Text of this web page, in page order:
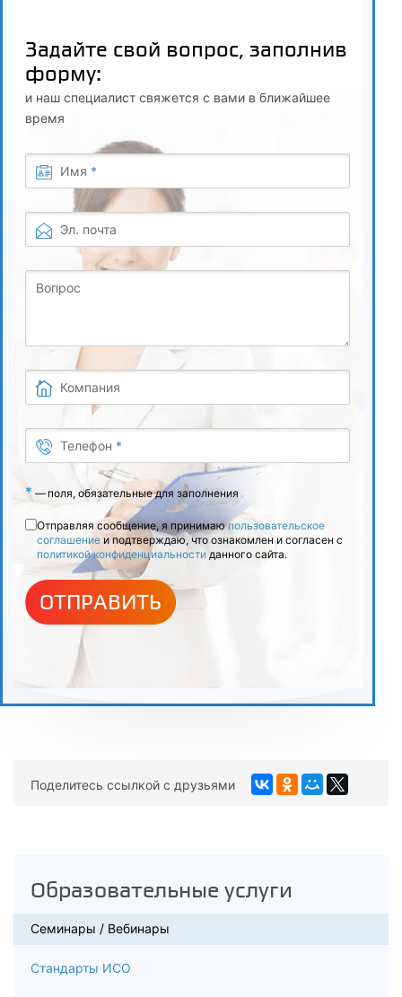
Образовательные услуги
Семинары / Вебинары
Стандарты ИСО
Задайте свой вопрос, заполнив
форму:
и наш специалист свяжется с вами в ближайшее
время
Имя *
Эл. почта
Вопрос
Компания
Телефон *
* —поля, обязательные для заполнения
Отправляя сообщение, я принимаюпользовательское
соглашение и подтверждаю, что ознакомлен и согласен с
политикой конфиденциальности данного сайта.
ОТПРАВИТЬ
Поделитесь ссылкой с друзьями